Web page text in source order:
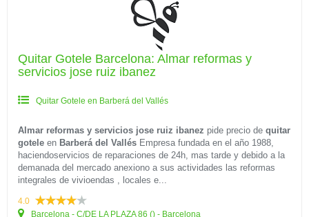
Quitar Gotele Barcelona: Almar reformas y
servicios jose ruiz ibanez
Quitar Gotele en Barberá del Vallés
Almar reformas y servicios jose ruiz ibanez pide precio de quitar
gotele en Barberá del Vallés Empresa fundada en el año 1988,
haciendoservicios de reparaciones de 24h, mas tarde y debido a la
demanada del mercado anexiono a sus actividades las reformas
integrales de vivioendas , locales e...
4.0
Barcelona - C/DE LA PLAZA 86 () - Barcelona